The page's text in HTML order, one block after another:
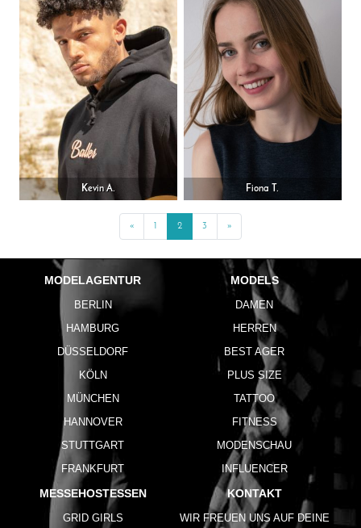
Kevin A. Fiona T.
« 2 3 »
MODELAGENTUR
BERLIN
HAMBURG
DÜSSELDORF
KÖLN
MÜNCHEN
HANNOVER
STUTTGART
FRANKFURT
MODELS
DAMEN
HERREN
BEST AGER
PLUS SIZE
TATTOO
FITNESS
MODENSCHAU
INFLUENCER
MESSEHOSTESSEN
GRID GIRLS
KONTAKT
WIR FREUEN UNS AUF DEINE